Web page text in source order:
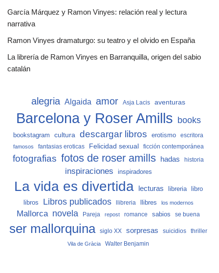
García Márquez y Ramon Vinyes: relación real y lectura
narrativa
Ramon Vinyes dramaturgo: su teatro y el olvido en España
La librería de Ramon Vinyes en Barranquilla, origen del sabio
catalán
alegria Algaida amor Asja Lacis aventuras
Barcelona y Roser Amills books
bookstagram cultura descargar libros erotismo escritora
famosos fantasias eroticas Felicidad sexual ficción contemporánea
fotografias fotos de roser amills hadas historia
inspiraciones inspiradores
La vida es divertida lecturas libreria
libro
libros
Libros publicados llibreria llibres los modernos
Mallorca novela Pareja repost romance sabios se buena
ser mallorquina siglo XX sorpresas suicidios thriller
Vila de Gràcia Walter Benjamin